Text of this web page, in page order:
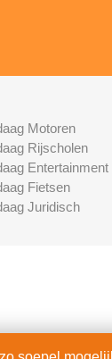
Motoren
Rijscholen
Entertainment
Fietsen
Juridisch